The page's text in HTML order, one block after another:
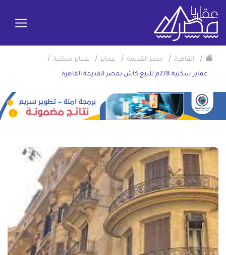
/ القاهرة / مصر القديمة / عماير / عماير سكنية /
عماير سكنية 278م للبيع كاش بمصر القديمة القاهرة